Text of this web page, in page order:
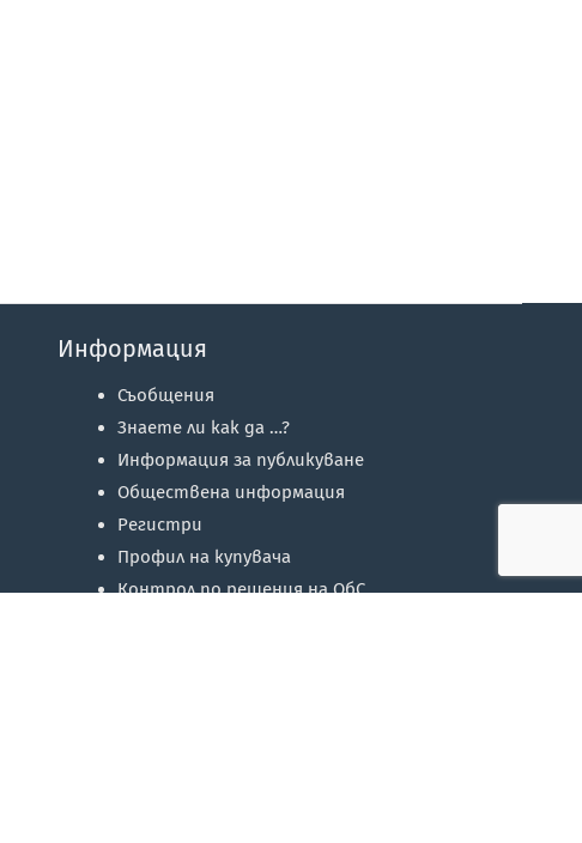
Информация
Съобщения
Знаете ли как да …?
Информация за публикуване
Обществена информация
Регистри
Профил на купувача
Контрол по решения на ОбС